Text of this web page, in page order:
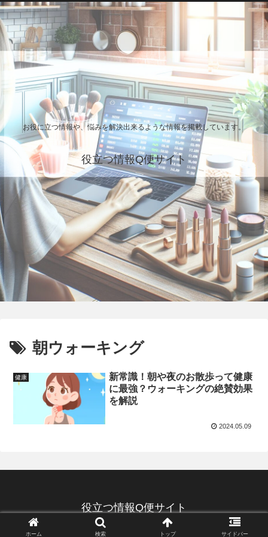
お役に立つ情報や、悩みを解決出来るような情報を掲載しています。
役立つ情報Q便サイト
朝ウォーキング
健康
新常識！朝や夜のお散歩って健康
に最強？ウォーキングの絶賛効果
を解説
2024.05.09
役立つ情報Q便サイト
© 2022 役立つ情報Q便サイト.
ホーム 検索 トップ サイドバー